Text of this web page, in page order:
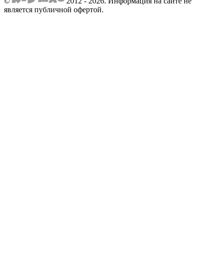
является публичной офертой.